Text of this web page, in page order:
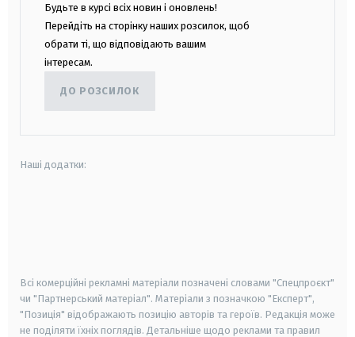
Будьте в курсі всіх новин і оновлень!
Перейдіть на сторінку наших розсилок, щоб
обрати ті, що відповідають вашим
інтересам.
ДО РОЗСИЛОК
Наші додатки:
Всі комерційні рекламні матеріали позначені словами "Спецпроєкт"
чи "Партнерський матеріал". Матеріали з позначкою "Експерт",
"Позиція" відображають позицію авторів та героїв. Редакція може
не поділяти їхніх поглядів. Детальніше щодо реклами та правил